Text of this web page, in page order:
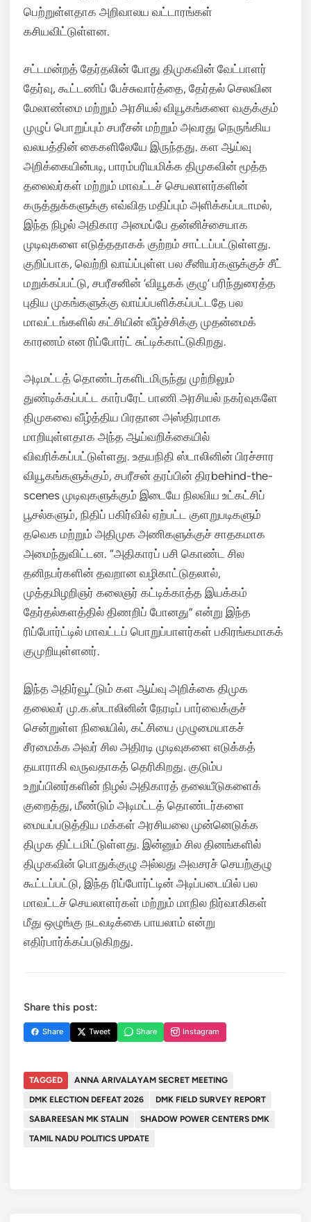
பெற்றுள்ளதாக அறிவாலய வட்டாரங்கள்
கசியவிட்டுள்ளன.
சட்டமன்றத் தேர்தலின் போது திமுகவின் வேட்பாளர்
தேர்வு, கூட்டணிப் பேச்சுவார்த்தை, தேர்தல் செலவின
மேலாண்மை மற்றும் அரசியல் வியூகங்களை வகுக்கும்
முழுப் பொறுப்பும் சபரீசன் மற்றும் அவரது நெருங்கிய
வலயத்தின் கைகளிலேயே இருந்தது. கள ஆய்வு
அறிக்கையின்படி, பாரம்பரியமிக்க திமுகவின் மூத்த
தலைவர்கள் மற்றும் மாவட்டச் செயலாளர்களின்
கருத்துக்களுக்கு எவ்வித மதிப்பும் அளிக்கப்படாமல்,
இந்த நிழல் அதிகார அமைப்பே தன்னிச்சையாக
முடிவுகளை எடுத்ததாகக் குற்றம் சாட்டப்பட்டுள்ளது.
குறிப்பாக, வெற்றி வாய்ப்புள்ள பல சீனியர்களுக்குச் சீட்
மறுக்கப்பட்டு, சபரீசனின் ‘வியூகக் குழு’ பரிந்துரைத்த
புதிய முகங்களுக்கு வாய்ப்பளிக்கப்பட்டதே பல
மாவட்டங்களில் கட்சியின் வீழ்ச்சிக்கு முதன்மைக்
காரணம் என ரிப்போர்ட் சுட்டிக்காட்டுகிறது.
அடிமட்டத் தொண்டர்களிடமிருந்து முற்றிலும்
துண்டிக்கப்பட்ட கார்பரேட் பாணி அரசியல் நகர்வுகளே
திமுகவை வீழ்த்திய பிரதான அஸ்திரமாக
மாறியுள்ளதாக அந்த ஆய்வறிக்கையில்
விவரிக்கப்பட்டுள்ளது. உதயநிதி ஸ்டாலினின் பிரச்சார
வியூகங்களுக்கும், சபரீசன் தரப்பின் திரbehind-the-
scenes முடிவுகளுக்கும் இடையே நிலவிய உட்கட்சிப்
பூசல்களும், நிதிப் பகிர்வில் ஏற்பட்ட குளறுபடிகளும்
தவெக மற்றும் அதிமுக அணிகளுக்குச் சாதகமாக
அமைந்துவிட்டன. “அதிகாரப் பசி கொண்ட சில
தனிநபர்களின் தவறான வழிகாட்டுதலால்,
முத்தமிழறிஞர் கலைஞர் கட்டிக்காத்த இயக்கம்
தேர்தல்களத்தில் திணறிப் போனது” என்று இந்த
ரிப்போர்ட்டில் மாவட்டப் பொறுப்பாளர்கள் பகிரங்கமாகக்
குமுறியுள்ளனர்.
இந்த அதிர்வூட்டும் கள ஆய்வு அறிக்கை திமுக
தலைவர் மு.க.ஸ்டாலினின் நேரடிப் பார்வைக்குச்
சென்றுள்ள நிலையில், கட்சியை முழுமையாகச்
சீரமைக்க அவர் சில அதிரடி முடிவுகளை எடுக்கத்
தயாராகி வருவதாகத் தெரிகிறது. குடும்ப
உறுப்பினர்களின் நிழல் அதிகாரத் தலையீடுகளைக்
குறைத்து, மீண்டும் அடிமட்டத் தொண்டர்களை
மையப்படுத்திய மக்கள் அரசியலை முன்னெடுக்க
திமுக திட்டமிட்டுள்ளது. இன்னும் சில தினங்களில்
திமுகவின் பொதுக்குழு அல்லது அவசரச் செயற்குழு
கூட்டப்பட்டு, இந்த ரிப்போர்ட்டின் அடிப்படையில் பல
மாவட்டச் செயலாளர்கள் மற்றும் மாநில நிர்வாகிகள்
மீது ஒழுங்கு நடவடிக்கை பாயலாம் என்று
எதிர்பார்க்கப்படுகிறது.
Share this post:
Share Tweet Share Instagram
TAGGED
ANNA ARIVALAYAM SECRET MEETING
DMK ELECTION DEFEAT 2026
DMK FIELD SURVEY REPORT
SABAREESAN MK STALIN
SHADOW POWER CENTERS DMK
TAMIL NADU POLITICS UPDATE